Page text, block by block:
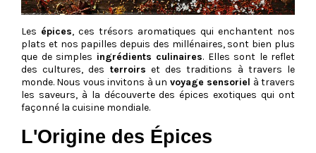
Les épices, ces trésors aromatiques qui enchantent nos
plats et nos papilles depuis des millénaires, sont bien plus
que de simples ingrédients culinaires. Elles sont le reflet
des cultures, des terroirs et des traditions à travers le
monde. Nous vous invitons à un voyage sensoriel à travers
les saveurs, à la découverte des épices exotiques qui ont
façonné la cuisine mondiale.
L'Origine des Épices